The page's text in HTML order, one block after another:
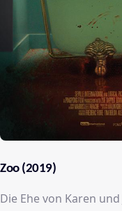
Zoo (2019)
Die Ehe von Karen